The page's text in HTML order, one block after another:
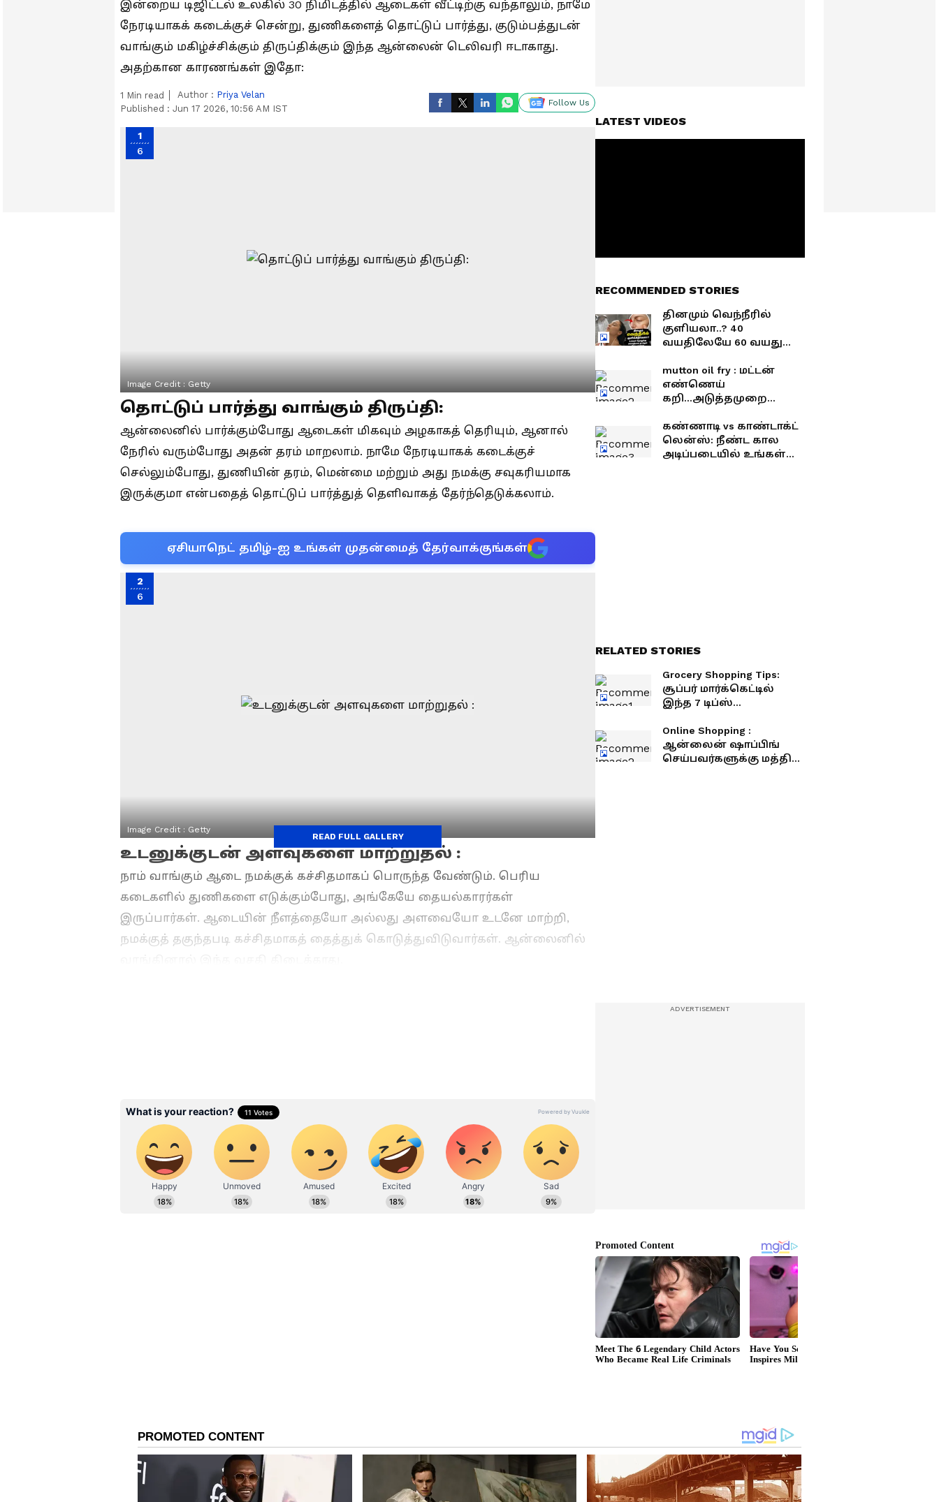
இன்றைய டிஜிட்டல் உலகில் 30 நிமிடத்தில் ஆடைகள் வீட்டிற்கு வந்தாலும், நாமே
நேரடியாகக் கடைக்குச் சென்று, துணிகளைத் தொட்டுப் பார்த்து, குடும்பத்துடன்
வாங்கும் மகிழ்ச்சிக்கும் திருப்திக்கும் இந்த ஆன்லைன் டெலிவரி ஈடாகாது.
அதற்கான காரணங்கள் இதோ:
1 Min read Author : Priya Velan
Published : Jun 17 2026, 10:56 AM IST
Follow Us
1
6
Image Credit : Getty
தொட்டுப் பார்த்து வாங்கும் திருப்தி:
ஆன்லைனில் பார்க்கும்போது ஆடைகள் மிகவும் அழகாகத் தெரியும், ஆனால்
நேரில் வரும்போது அதன் தரம் மாறலாம். நாமே நேரடியாகக் கடைக்குச்
செல்லும்போது, துணியின் தரம், மென்மை மற்றும் அது நமக்கு சவுகரியமாக
இருக்குமா என்பதைத் தொட்டுப் பார்த்துத் தெளிவாகத் தேர்ந்தெடுக்கலாம்.
ஏசியாநெட் தமிழ்-ஐ உங்கள் முதன்மைத் தேர்வாக்குங்கள்
2
6
Image Credit : Getty
உடனுக்குடன் அளவுகளை மாற்றுதல் :
நாம் வாங்கும் ஆடை நமக்குக் கச்சிதமாகப் பொருந்த வேண்டும். பெரிய
கடைகளில் துணிகளை எடுக்கும்போது, அங்கேயே தையல்காரர்கள்
இருப்பார்கள். ஆடையின் நீளத்தையோ அல்லது அளவையோ உடனே மாற்றி,
நமக்குத் தகுந்தபடி கச்சிதமாகத் தைத்துக் கொடுத்துவிடுவார்கள். ஆன்லைனில்
மளிகை பில் பாதியாக
குறையும்
Image Credit :
வீண் செலவுகள் குறையும்:
READ FULL GALLERY
LATEST VIDEOS
RECOMMENDED STORIES
தினமும் வெந்நீரில்
குளியலா..? 40
வயதிலேயே 60 வயது
மருத்துவர்கள் சொல்லும்
எச்சரிக்கை..
mutton oil fry : மட்டன்
எண்ணெய்
கறி...அடுத்தமுறை
இப்படி செய்து பாருங்க
கண்ணாடி vs காண்டாக்ட்
லென்ஸ்: நீண்ட கால
அடிப்படையில் உங்கள்
RELATED STORIES
Grocery Shopping Tips:
சூப்பர் மார்க்கெட்டில்
இந்த 7 டிப்ஸ்
பில் பாதியாக குறையும்
Online Shopping :
ஆன்லைன் ஷாப்பிங்
செய்பவர்களுக்கு மத்திய